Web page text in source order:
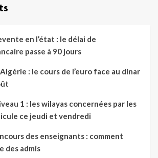
en l’état : le délai de
passe à 90 jours
: le cours de l’euro face au dinar
1 : les wilayas concernées par les
ce jeudi et vendredi
des enseignants : comment
des admis